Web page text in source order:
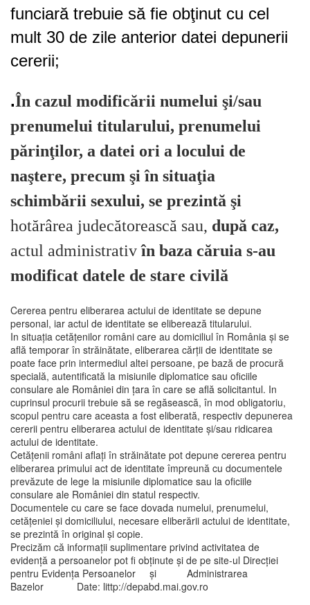
funciară trebuie să fie obţinut cu cel
mult 30 de zile anterior datei depunerii
cererii;
.În cazul modificării numelui şi/sau
prenumelui titularului, prenumelui
părinţilor, a datei ori a locului de
naştere, precum şi în situaţia
schimbării sexului, se prezintă şi
hotărârea judecătorească sau, după caz,
actul administrativîn baza căruia s-au
modificat datele de stare civilă
Cererea pentru eliberarea actului de identitate se depune
personal, iar actul de identitate se eliberează titularului.
In situația cetățenilor români care au domiciliul în România și se
află temporar în străinătate, eliberarea cărții de identitate se
poate face prin intermediul altei persoane, pe bază de procură
specială, autentificată la misiunile diplomatice sau oficiile
consulare ale României din țara în care se află solicitantul. In
cuprinsul procurii trebuie să se regăsească, în mod obligatoriu,
scopul pentru care aceasta a fost eliberată, respectiv depunerea
cererii pentru eliberarea actului de identitate și/sau ridicarea
actului de identitate.
Cetățenii români aflați în străinătate pot depune cererea pentru
eliberarea primului act de identitate împreună cu documentele
prevăzute de lege la misiunile diplomatice sau la oficiile
consulare ale României din statul respectiv.
Documentele cu care se face dovada numelui, prenumelui,
cetățeniei și domiciliului, necesare eliberării actului de identitate,
se prezintă în original și copie.
Precizăm că informații suplimentare privind activitatea de
evidență a persoanelor pot fi obținute și de pe site-ul Direcției
pentru Evidența Persoanelor și Administrarea
Bazelor Date: littp://depabd.mai.gov.ro